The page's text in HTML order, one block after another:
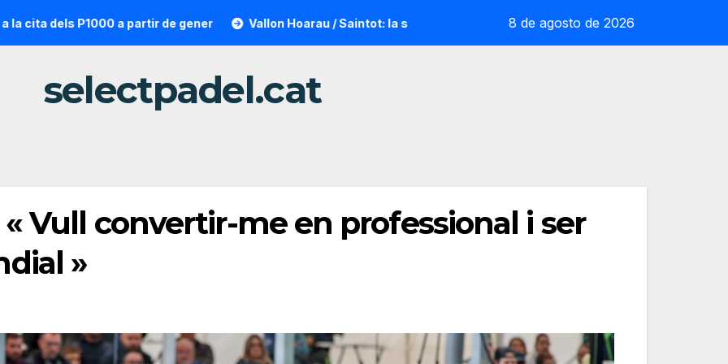
a partir de gener Vallon Hoarau / Saintot: la sorpresa reoliana que desafia la cap de sèrie 1 Andrea Ustero
8 de agosto de 2026
selectpadel.cat
« Vull convertir-me en professional i ser
»